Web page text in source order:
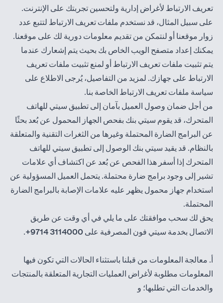
تعريف الارتباط لأغراض إدارية ولتحسين تجربتك على الإنترنت.
على سبيل المثال، قد نستخدم ملفات تعريف الارتباط لتتبع عدد
زوار موقعنا أو لنتمكن من تقديم معلومات دورية لك على موقعنا.
يمكنك إعداد متصفح الويب الخاص بك بحيث يتم إشعارك عندما
يتم تثبيت ملفات تعريف الارتباط أو لمنع تثبيت ملفات تعريف
الارتباط على جهازك. لمزيد من التفاصيل، يُرجى الاطلاع على
سياسة ملفات تعريف الارتباط الخاصة بنا.
من أجل ضمان وصول العميل بآمان إلى تطبيق سيتي للهاتف
المتحرك، قد يقوم سيتي بنك بفحص الجهاز المحمول عن بُعد بحثًا
عن البرامج الضارة المحتملة وغيرها من الثغرات التقنية والمتعلقة
بالنظام. قد يقيد سيتي بنك الوصول إلى تطبيق سيتي للهاتف
المتحرك إذا أسفر هذا الفحص عن بُعد عن اكتشاف أي علامات
تشير إلى وجود برامج ضارة محتملة. يتحمل العميل المسؤولية عن
استخدام جهاز محمول يظهر عليه علامات الإصابة بالبرامج الضارة
المحتملة.
يحق لك سحب موافقتك على ما يلي في أي وقت عن طريق
الاتصال بخدمة سيتي فون المصرفية على 3114000 9714+
.
أ. معالجة المعلومات من قبلنا باستثناء الحالات التي تكون فيها
المعلومات مطلوبة لأغراض العمليات التجارية المتعلقة بالمنتجات
والخدمات التي تطلبها؛ و